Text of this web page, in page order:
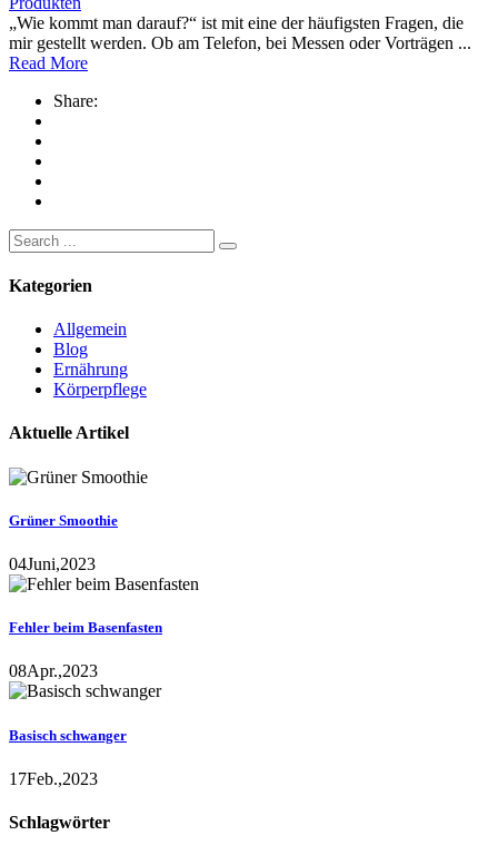
„Wie kommt man darauf?“ ist mit eine der häufigsten Fragen, die
mir gestellt werden. Ob am Telefon, bei Messen oder Vorträgen ...
Read More
Share:
Search
for:
Kategorien
Allgemein
Blog
Ernährung
Körperpflege
Aktuelle Artikel
Grüner Smoothie
04Juni,2023
Fehler beim Basenfasten
08Apr.,2023
Basisch schwanger
17Feb.,2023
Schlagwörter